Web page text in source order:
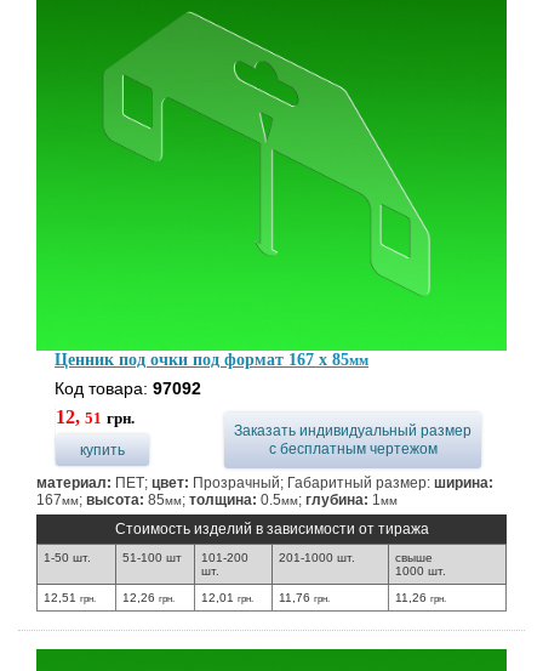
Ценник под очки под формат 167 x 85мм
Код товара: 97092
12, 51 грн.
купить
Заказать индивидуальный размер
с бесплатным чертежом
материал: ПЕТ; цвет: Прозрачный; Габаритный размер: ширина:
167мм; высота: 85мм; толщина: 0.5мм; глубина: 1 мм
Стоимость изделий в зависимости от тиража
1-50 шт. 51-100 шт
101-200
шт.
201-1000 шт.
свыше
1000 шт.
12,51 грн. 12,26грн. 12,01 грн. 11,76 грн. 11,26грн.